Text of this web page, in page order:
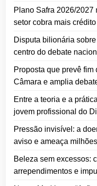
Plano Safra 2026/2027
setor cobra mais
Disputa bilionária
centro do debate
Proposta que prevê
Câmara e amplia
Entre a teoria e a
jovem profissional do
Pressão invisível: a
aviso e ameaça
Beleza sem excessos:
arrependimentos e